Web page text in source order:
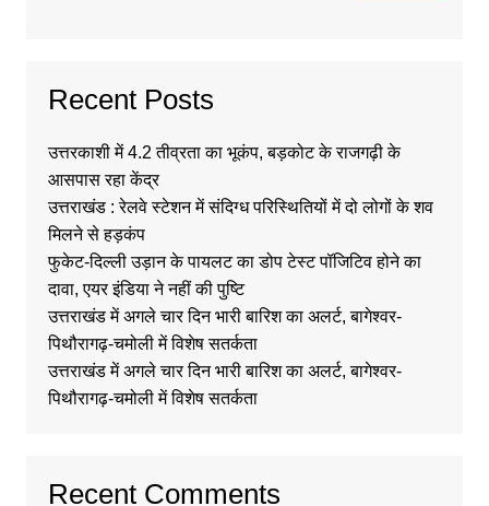
Recent Posts
उत्तरकाशी में 4.2 तीव्रता का भूकंप, बड़कोट के राजगढ़ी के
आसपास रहा केंद्र
उत्तराखंड : रेलवे स्टेशन में संदिग्ध परिस्थितियों में दो लोगों के शव
मिलने से हड़कंप
फुकेट-दिल्ली उड़ान के पायलट का डोप टेस्ट पॉजिटिव होने का
दावा, एयर इंडिया ने नहीं की पुष्टि
उत्तराखंड में अगले चार दिन भारी बारिश का अलर्ट, बागेश्वर-
पिथौरागढ़-चमोली में विशेष सतर्कता
उत्तराखंड में अगले चार दिन भारी बारिश का अलर्ट, बागेश्वर-
पिथौरागढ़-चमोली में विशेष सतर्कता
Recent Comments